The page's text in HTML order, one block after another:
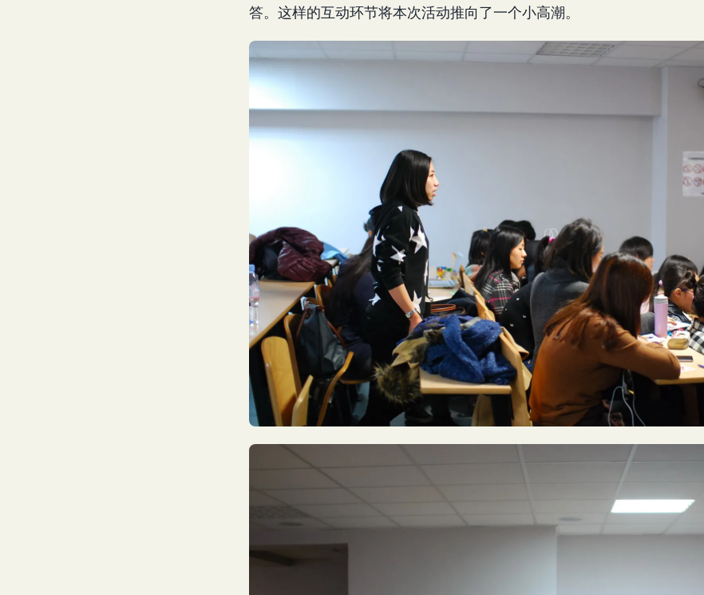
答。这样的互动环节将本次活动推向了一个小高潮。